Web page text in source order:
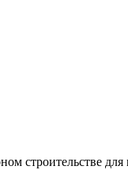
строительстве